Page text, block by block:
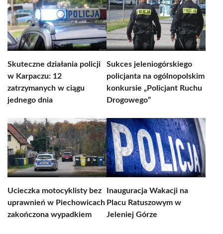
Skuteczne działania policji
w Karpaczu: 12
zatrzymanych w ciągu
jednego dnia
Sukces jeleniogórskiego
policjanta na ogólnopolskim
konkursie „Policjant Ruchu
Drogowego”
Ucieczka motocyklisty bez
uprawnień w Piechowicach
zakończona wypadkiem
Inauguracja Wakacji na
Placu Ratuszowym w
Jeleniej Górze